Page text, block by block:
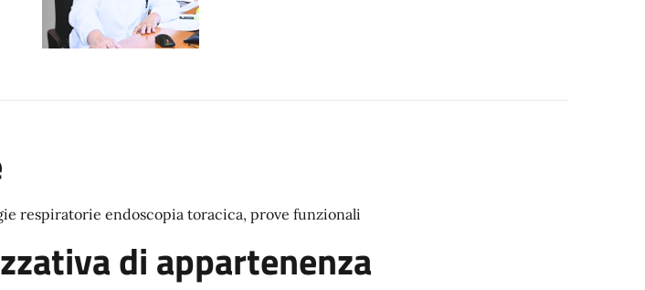
respiratorie endoscopia toracica, prove funzionali
di appartenenza